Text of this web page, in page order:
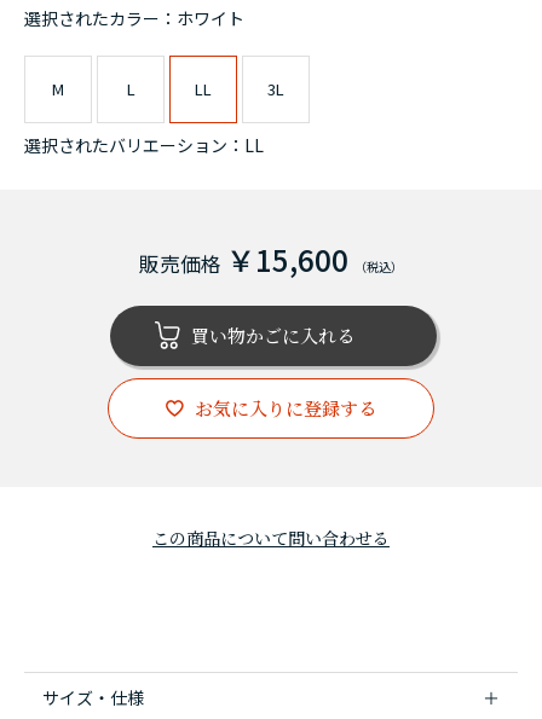
￥15,600
選択されたカラー：ホワイト
M L LL 3L
選択されたバリエーション：LL
お気に入りに登録する
この商品について問い合わせる
サイズ・仕様